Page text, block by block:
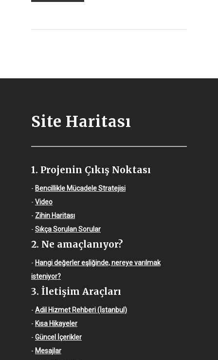
Site Haritası
1. Projenin Çıkış Noktası
- Bencillikle Mücadele Stratejisi
- Video
- Zihin Haritası
- Sıkça Sorulan Sorular
2. Ne amaçlanıyor?
- Hangi değerler eşliğinde, nereye varılmak
isteniyor?
3. İletişim Araçları
- Adil Hizmet Rehberi (İstanbul)
- Kısa Hikayeler
- Güncel İçerikler
- Mesajlar